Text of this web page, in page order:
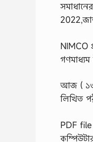
NIMCO
আজ (
লিখিত
PDF file